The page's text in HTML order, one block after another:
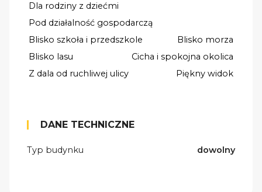
Dla rodziny z dziećmi
Pod działalność gospodarczą
Blisko szkoła i przedszkole
Blisko morza
Blisko lasu
Cicha i spokojna okolica
Z dala od ruchliwej ulicy
Piękny widok
DANE TECHNICZNE
Typ budynku dowolny